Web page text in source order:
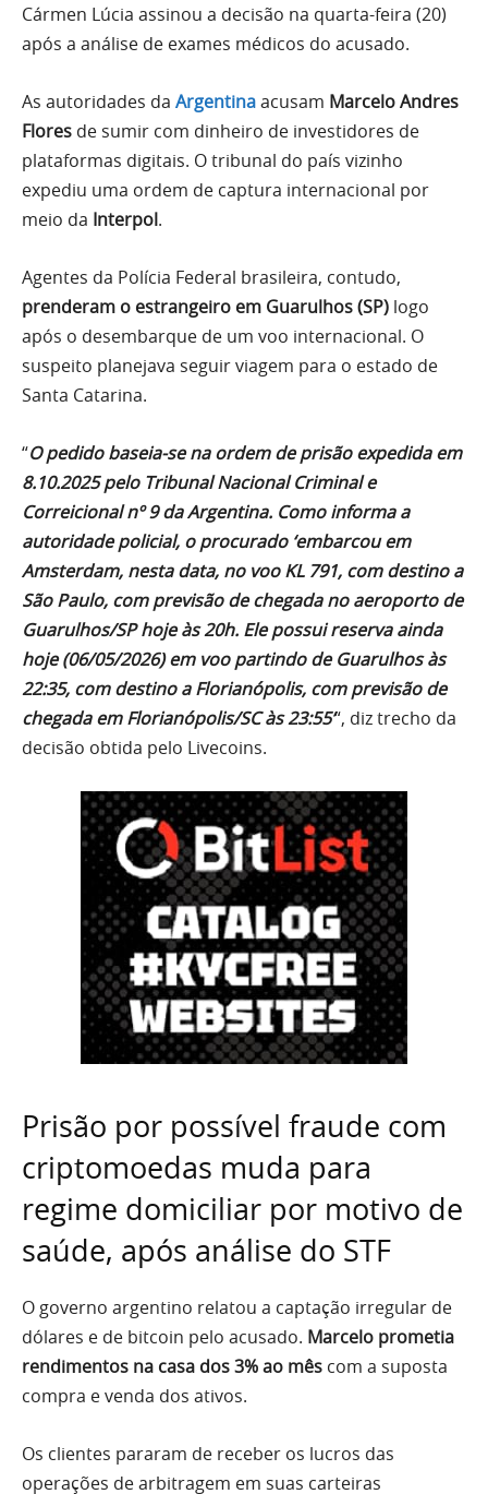
Cármen Lúcia assinou a decisão na quarta-feira (20)
após a análise de exames médicos do acusado.
As autoridades da Argentinaacusam Marcelo Andres
Flores de sumir com dinheiro de investidores de
plataformas digitais. O tribunal do país vizinho
expediu uma ordem de captura internacional por
meio da Interpol.
Agentes da Polícia Federal brasileira, contudo,
prenderam o estrangeiro em Guarulhos (SP) logo
após o desembarque de um voo internacional. O
suspeito planejava seguir viagem para o estado de
Santa Catarina.
“O pedido baseia-se na ordem de prisão expedida em
8.10.2025 pelo Tribunal Nacional Criminal e
Correicional nº 9 da Argentina. Como informa a
autoridade policial, o procurado ‘embarcou em
Amsterdam, nesta data, no voo KL 791, com destino a
São Paulo, com previsão de chegada no aeroporto de
Guarulhos/SP hoje às 20h. Ele possui reserva ainda
hoje (06/05/2026) em voo partindo de Guarulhos às
22:35, com destino a Florianópolis, com previsão de
chegada em Florianópolis/SC às 23:55’“, diz trecho da
decisão obtida pelo Livecoins.
Prisão por possível fraude com
criptomoedas muda para
regime domiciliar por motivo de
saúde, após análise do STF
O governo argentino relatou a captação irregular de
dólares e de bitcoin pelo acusado. Marcelo prometia
rendimentos na casa dos 3% ao mês com a suposta
compra e venda dos ativos.
Os clientes pararam de receber os lucros das
operações de arbitragem em suas carteiras